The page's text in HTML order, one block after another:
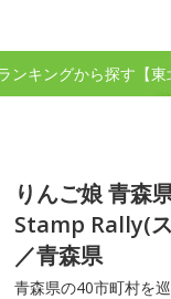
ンキングから探す【東
りんご娘 青森
Stamp Rally(
／青森県
青森県の40市町村を